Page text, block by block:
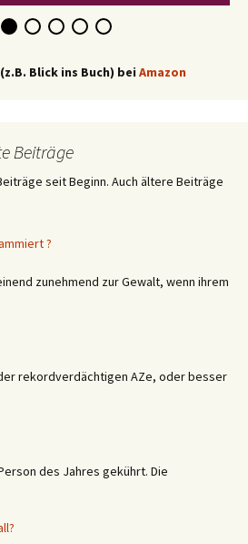
Blick ins Buch) bei Amazon
Beiträge
seit Beginn. Auch ältere Beiträge
?
zunehmend zur Gewalt, wenn ihrem
rekordverdächtigen AZe, oder besser
des Jahres gekührt. Die